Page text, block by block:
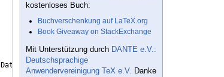
Datum { \number\Tag }\DTMmakeglobal
kostenloses Buch:
Buchverschenkung auf LaTeX.org
Book Giveaway on StackExchange
Mit Unterstützung durch DANTE e.V.:
Deutschsprachige
Anwendervereinigung TeX e.V. Danke